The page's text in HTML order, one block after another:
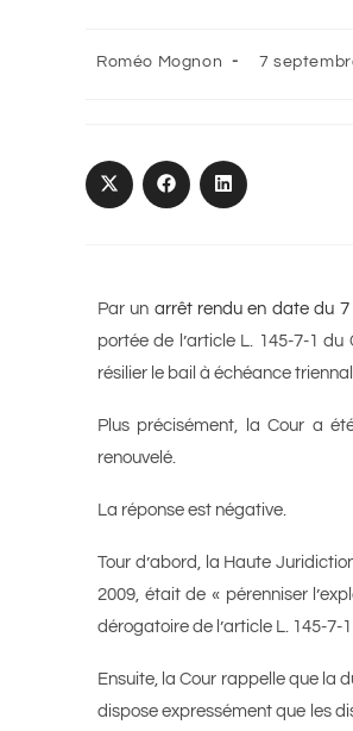
Roméo Mognon 7
Par un arrêt rendu en date du 7
portée de l’article L. 145-7-1
résilier le bail à échéance
Plus précisément, la Cour a
renouvelé.
La réponse est négative.
Tour d’abord, la Haute
2009, était de « pérenniser
dérogatoire de l’article L. 145-7-
Ensuite, la Cour rappelle que la
dispose expressément que les